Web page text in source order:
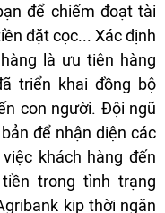
để chiếm đoạt tài
đặt cọc... Xác định
là ưu tiên hàng
triển khai đồng bộ
con người. Đội ngũ
để nhận diện các
khách hàng đến
trong tình trạng
kịp thời ngăn